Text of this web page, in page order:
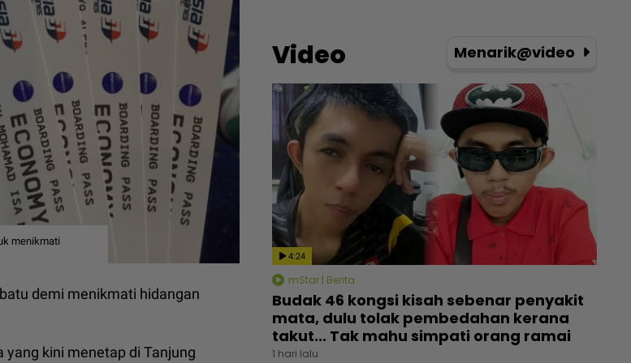
menikmati
demi menikmati hidangan
kini menetap di Tanjung
Video Menarik@video
4:24
mStar | Berita
Budak 46 kongsi kisah sebenar penyakit
mata, dulu tolak pembedahan kerana
takut... Tak mahu simpati orang ramai
1 hari lalu